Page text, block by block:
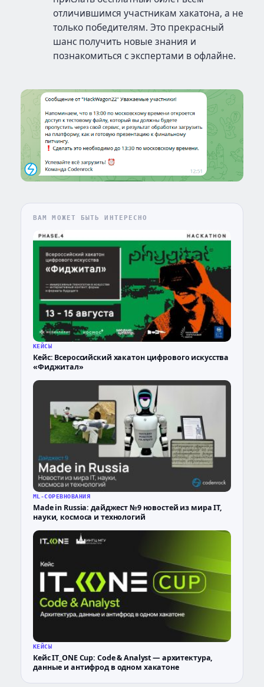
отличившимся участникам хакатона, а не
только победителям. Это прекрасный
шанс получить новые знания и
познакомиться с экспертами в офлайне.
ВАМ МОЖЕТ БЫТЬ ИНТЕРЕСНО
КЕЙСЫ
Кейс: Всероссийский хакатон цифрового искусства
«Фиджитал»
ML-СОРЕВНОВАНИЯ
Made in Russia: дайджест №9 новостей из мира IT,
науки, космоса и технологий
КЕЙСЫ
Кейс IT_ONE Cup: Code & Analyst — архитектура,
данные и антифрод в одном хакатоне